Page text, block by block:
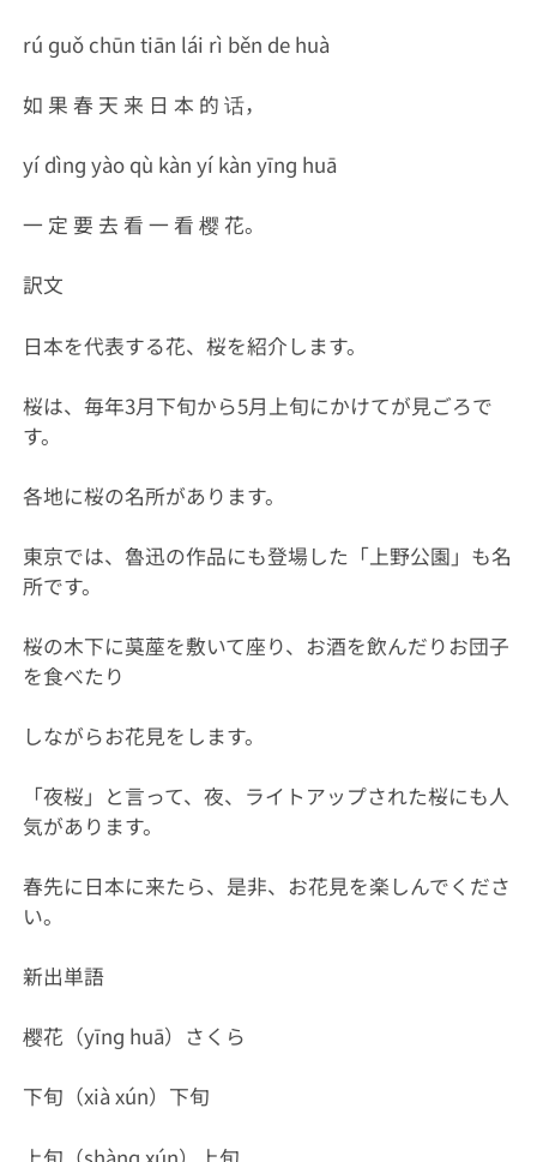
rú ɡuǒ chūn tiān lái rì běn de huà
如 果 春 天 来 日 本 的 话，
yí dìnɡ yào qù kàn yí kàn yīnɡ huā
一 定 要 去 看 一 看 樱 花。
訳文
日本を代表する花、桜を紹介します。
桜は、毎年3月下旬から5月上旬にかけてが見ごろで
す。
各地に桜の名所があります。
東京では、魯迅の作品にも登場した「上野公園」も名
所です。
桜の木下に茣蓙を敷いて座り、お酒を飲んだりお団子
を食べたり
しながらお花見をします。
「夜桜」と言って、夜、ライトアップされた桜にも人
気があります。
春先に日本に来たら、是非、お花見を楽しんでくださ
い。
新出単語
樱花（yīnɡ huā）さくら
下旬（xià xún）下旬